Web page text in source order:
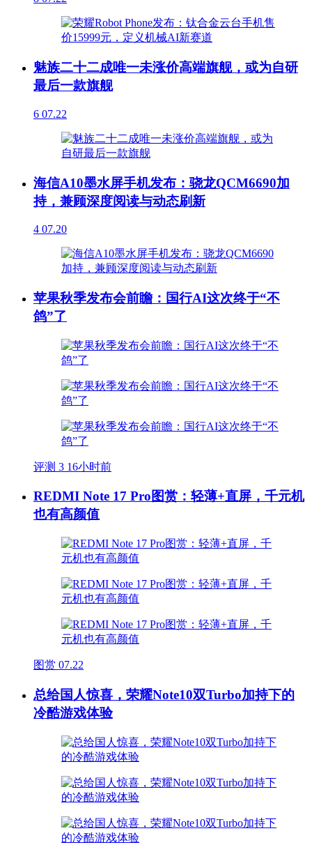
魅族二十二成唯一未涨价高端旗舰，或为自研
最后一款旗舰
6 07.22
海信A10墨水屏手机发布：骁龙QCM6690加
持，兼顾深度阅读与动态刷新
4 07.20
苹果秋季发布会前瞻：国行AI这次终于“不
鸽”了
评测 3 16小时前
REDMI Note 17 Pro图赏：轻薄+直屏，千元机
也有高颜值
图赏 07.22
总给国人惊喜，荣耀Note10双Turbo加持下的
冷酷游戏体验